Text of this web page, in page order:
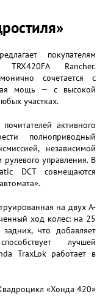
покупателям
Rancher.
сочетается с
мощь — с высокой
участках.
активного
полноприводный
независимой
управления. В
DCT совмещаются
на двух А-
ход колес: на 25
что добавляет
лучшей
TraxLok работает в